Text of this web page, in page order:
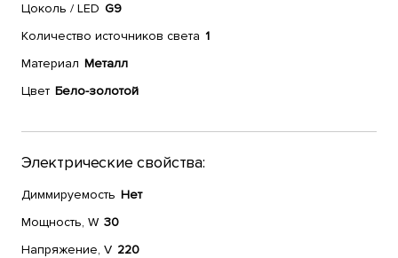
Цоколь / LED G9
Количество источников света 1
Материал Металл
Цвет Бело-золотой
Электрические свойства:
Диммируемость Нет
Мощность, W 30
Напряжение, V 220